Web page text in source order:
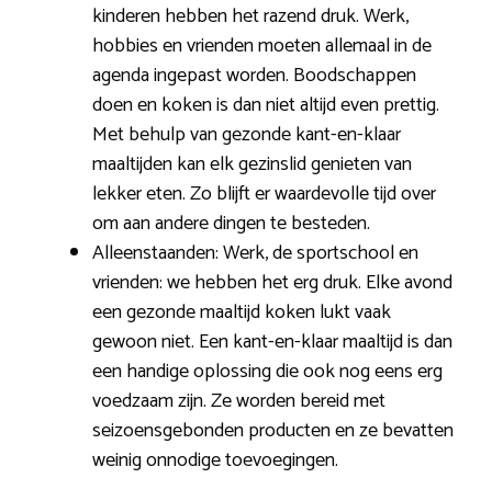
kinderen hebben het razend druk. Werk,
hobbies en vrienden moeten allemaal in de
agenda ingepast worden. Boodschappen
doen en koken is dan niet altijd even prettig.
Met behulp van gezonde kant-en-klaar
maaltijden kan elk gezinslid genieten van
lekker eten. Zo blijft er waardevolle tijd over
om aan andere dingen te besteden.
Alleenstaanden: Werk, de sportschool en
vrienden: we hebben het erg druk. Elke avond
een gezonde maaltijd koken lukt vaak
gewoon niet. Een kant-en-klaar maaltijd is dan
een handige oplossing die ook nog eens erg
voedzaam zijn. Ze worden bereid met
seizoensgebonden producten en ze bevatten
weinig onnodige toevoegingen.